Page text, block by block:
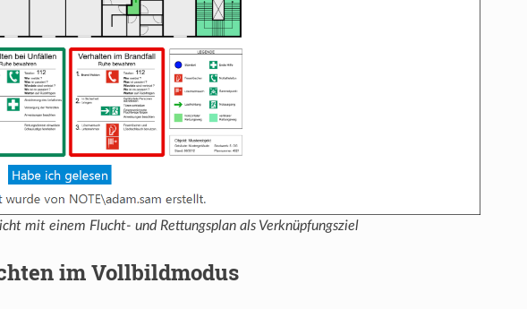
mit einem Flucht- und Rettungsplan als Verknüpfungsziel
im Vollbildmodus